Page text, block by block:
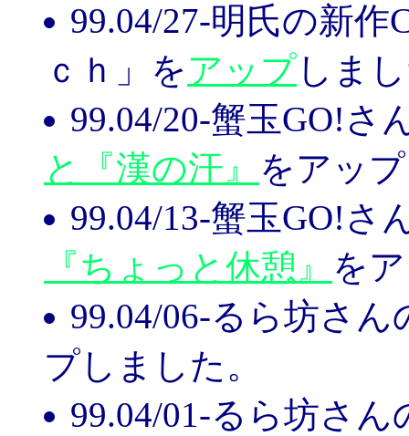
99.04/27-明氏の新
ｃｈ」を アップしま
99.04/20-蟹玉GO!さ
と『漢の汗』 をアッ
99.04/13-蟹玉GO!さ
『ちょっと休憩』 を
99.04/06-るら坊さん
プしました。
99.04/01-るら坊さん